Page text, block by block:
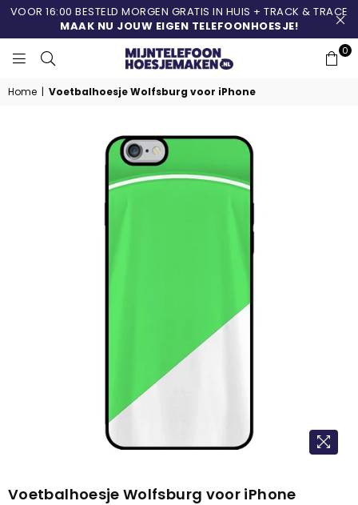
VOOR 16:00 BESTELD MORGEN GRATIS IN HUIS + TRACK & TRACE
MAAK NU JOUW EIGEN TELEFOONHOESJE!
0
Home | Voetbalhoesje Wolfsburg voor iPhone
Voetbalhoesje Wolfsburg voor iPhone